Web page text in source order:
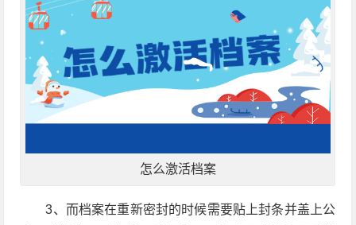
怎么激活档案
3、而档案在重新密封的时候需要贴上封条并盖上公